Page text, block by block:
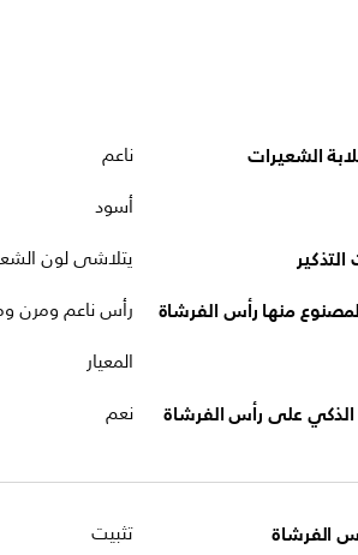
الشعيرات ناعم
أسود
يتلاشى لون
منها رأس الفرشاة رأس ناعم ومرن
المعيار
على رأس الفرشاة نعم
الفرشاة تثبيت